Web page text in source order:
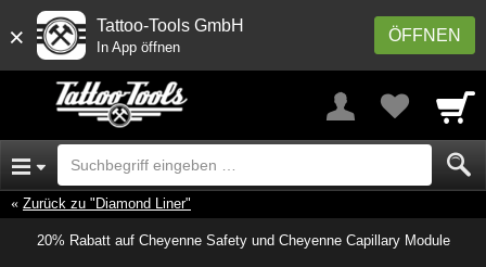
× ÖFFNEN
Tattoo-Tools GmbH
In App öffnen
Zurück zu "Diamond Liner"
20% Rabatt auf Cheyenne Safety und Cheyenne Capillary Module